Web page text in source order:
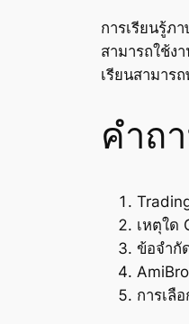
การเรียนรู้ภ
สามารถใช้ง
เรียนสามาร
คำถ
เหตุใด
ข้อจำกั
การเลื